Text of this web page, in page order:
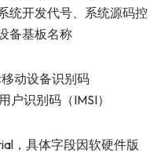
统开发代号、系统源码控
备基板名称
移动设备识别码
户识别码（IMSI）
，具体字段因软硬件版